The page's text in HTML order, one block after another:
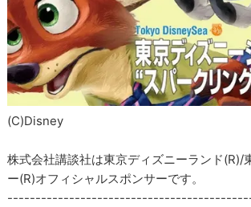
(C)Disney
株式会社講談社は東京ディズニーランド(R)/
ー(R)オフィシャルスポンサーです。